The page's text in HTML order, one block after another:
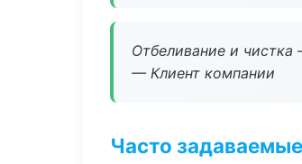
Отбеливание и чистка
— Клиент компании
Часто